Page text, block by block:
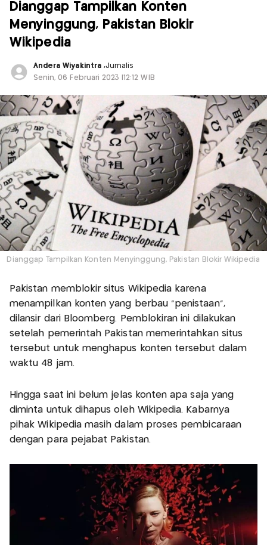
Dianggap Tampilkan Konten
Menyinggung, Pakistan Blokir
Wikipedia
Andera Wiyakintra ,Jurnalis
Senin, 06 Februari 2023 |12:12 WIB
Dianggap Tampilkan Konten Menyinggung, Pakistan Blokir Wikipedia
Pakistan memblokir situs Wikipedia karena
menampilkan konten yang berbau “penistaan”,
dilansir dari Bloomberg. Pemblokiran ini dilakukan
setelah pemerintah Pakistan memerintahkan situs
tersebut untuk menghapus konten tersebut dalam
waktu 48 jam.
Hingga saat ini belum jelas konten apa saja yang
diminta untuk dihapus oleh Wikipedia. Kabarnya
pihak Wikipedia masih dalam proses pembicaraan
dengan para pejabat Pakistan.